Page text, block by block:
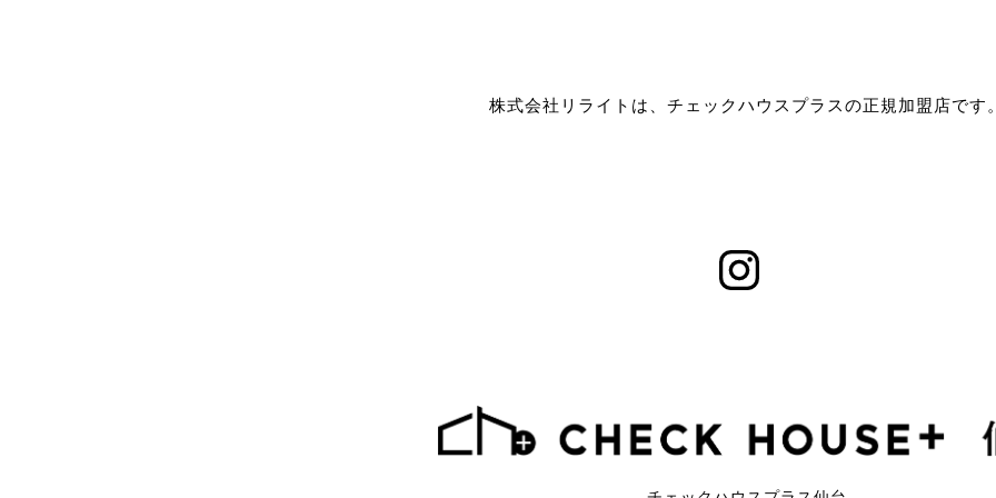
株式会社リライトは、チェックハウスプラスの正規加盟店です